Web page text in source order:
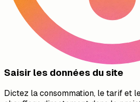
Saisir les données du site
Dictez la consommation, le tarif et